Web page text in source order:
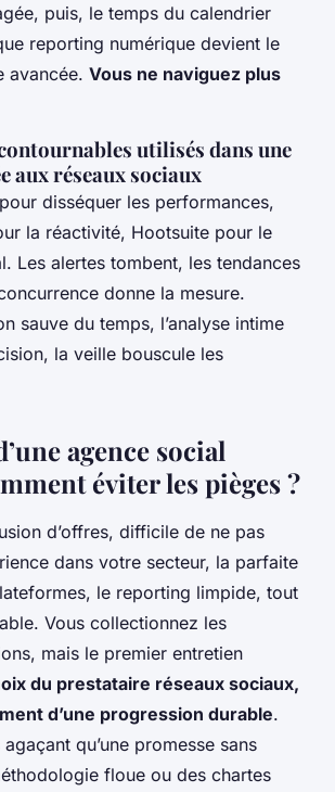
puis, le temps du calendrier
reporting numérique devient le
avancée. Vous ne naviguez plus
utilisés dans une
aux réseaux sociaux
disséquer les performances,
la réactivité, Hootsuite pour le
Les alertes tombent, les tendances
donne la mesure.
sauve du temps, l’analyse intime
la veille bouscule les
agence social
éviter les pièges ?
d’offres, difficile de ne pas
dans votre secteur, la parfaite
le reporting limpide, tout
Vous collectionnez les
mais le premier entretien
du prestataire réseaux sociaux,
d’une progression durable.
agaçant qu’une promesse sans
floue ou des chartes